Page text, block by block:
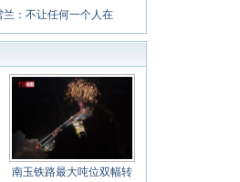
：不让任何一个人在
南玉铁路最大吨位双幅转